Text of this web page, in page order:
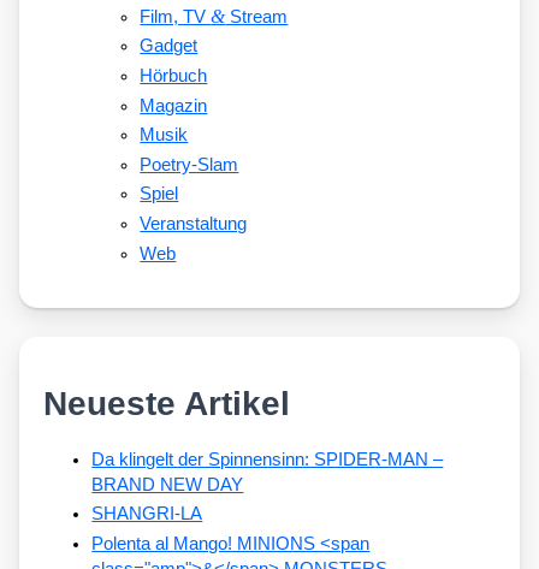
Film, TV&Stream
Gadget
Hörbuch
Magazin
Musik
Poetry-Slam
Spiel
Veranstaltung
Web
Neueste Artikel
Da klingelt der Spinnensinn: SPIDER-MAN –
BRAND NEW DAY
SHANGRI-LA
Polenta al Mango! MINIONS <span